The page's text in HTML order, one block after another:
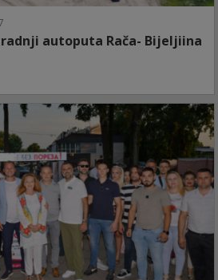
autoputa Rača- Bijeljiina